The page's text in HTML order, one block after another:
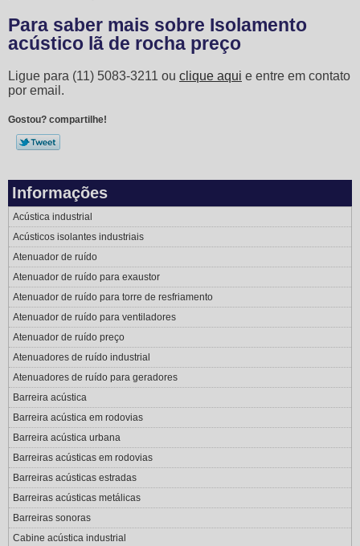
Para saber mais sobre Isolamento
acústico lã de rocha preço
Ligue para (11) 5083-3211 ou clique aqui e entre em contato
por email.
Gostou? compartilhe!
Informações
Acústica industrial
Acústicos isolantes industriais
Atenuador de ruído
Atenuador de ruído para exaustor
Atenuador de ruído para torre de resfriamento
Atenuador de ruído para ventiladores
Atenuador de ruído preço
Atenuadores de ruído industrial
Atenuadores de ruído para geradores
Barreira acústica
Barreira acústica em rodovias
Barreira acústica urbana
Barreiras acústicas em rodovias
Barreiras acústicas estradas
Barreiras acústicas metálicas
Barreiras sonoras
Cabine acústica industrial